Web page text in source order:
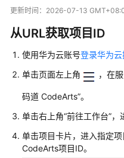
动
品
介
计
说
明
更新时间： 2026-07-13
从URL获取项目ID
使用华为云账号登录华为
单击页面左上角
，在
码道 CodeArts”。
单击右上角“前往工作台”，
单击项目卡片，进入指定
CodeArts项目ID。